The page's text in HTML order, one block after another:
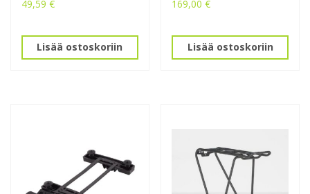
49,59 €
Lisää ostoskoriin
169,00€
Lisää ostoskoriin